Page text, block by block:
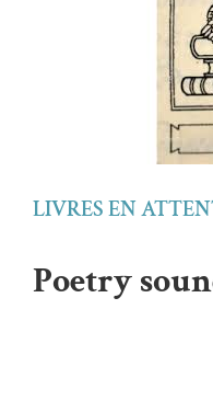
LIVRES EN
Poetry